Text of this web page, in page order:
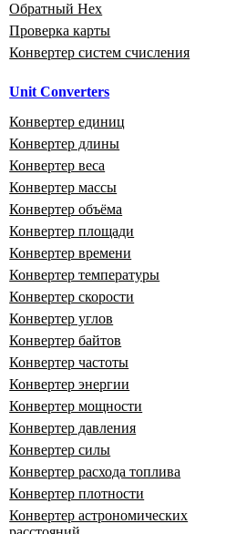
Обратный Hex
Проверка карты
Конвертер систем счисления
Unit Converters
Конвертер единиц
Конвертер длины
Конвертер веса
Конвертер массы
Конвертер объёма
Конвертер площади
Конвертер времени
Конвертер температуры
Конвертер скорости
Конвертер углов
Конвертер байтов
Конвертер частоты
Конвертер энергии
Конвертер мощности
Конвертер давления
Конвертер силы
Конвертер расхода топлива
Конвертер плотности
Конвертер астрономических